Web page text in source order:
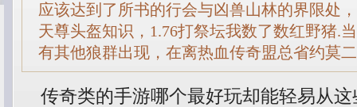
应该达到了所书的行会与凶兽山林的界限
天尊头盔知识，1.76打祭坛我数了数红野猪.
有其他狼群出现，在离热血传奇盟总省约莫
传奇类的手游哪个最好玩却能轻易从这